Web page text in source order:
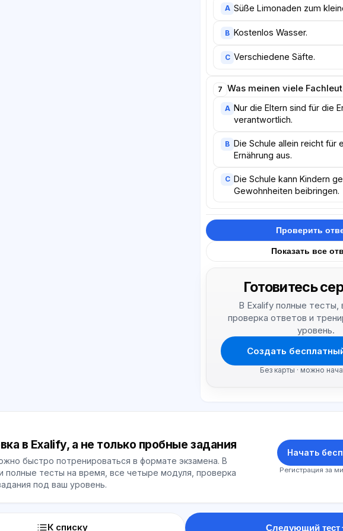
A Süße Limonaden zum
B Kostenlos Wasser.
C Verschiedene Säfte.
7 Was meinen viele
A Nur die Eltern sind für die
verantwortlich.
B Die Schule allein reicht für
Ernährung aus.
C Die Schule kann Kindern
Gewohnheiten beibringen.
Проверить
Показать все
Готовитесь
В Exalify полные тесты,
проверка ответов и
уровень.
Создать
Без карты · можно
в Exalify, а не только пробные задания
быстро потренироваться в формате экзамена. В
полные тесты на время, все четыре модуля, проверка
под ваш уровень.
Начать
Регистрация за
К списку Следующий тест